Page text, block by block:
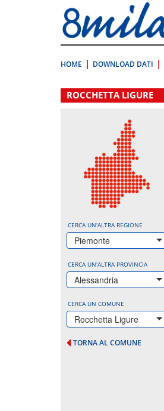
direttamente
a:
Contenuto
HOME DOWNLOAD DATI
.
ROCCHETTA LIGURE
CERCA UN'ALTRA REGIONE
Piemonte
CERCA UN'ALTRA PROVINCIA
Alessandria
CERCA UN COMUNE
Rocchetta Ligure
TORNA AL COMUNE